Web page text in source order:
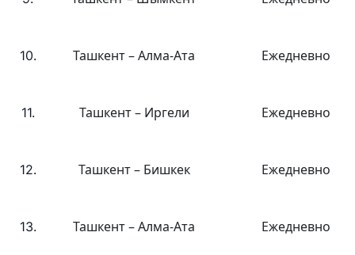
10. Ташкент – Алма-Ата Ежедневно
11. Ташкент – Иргели Ежедневно
12. Ташкент – Бишкек Ежедневно
13. Ташкент – Алма-Ата Ежедневно